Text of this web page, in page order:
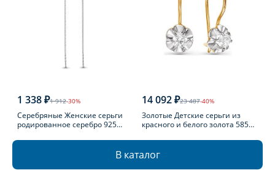
1 338 ₽1 912-30%
Серебряные Женские серьги
родированное серебро 925
14 092 ₽23 487-40%
Золотые Детские серьги из
красного и белого золота 585
В каталог